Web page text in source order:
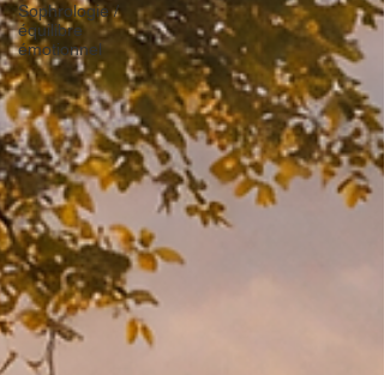
Sophrologie /
équilibre
émotionnel